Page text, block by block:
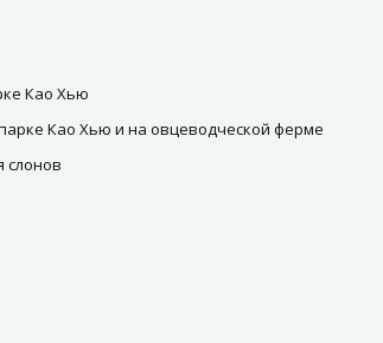
Као Хью
Као Хью и на овцеводческой ферме
слонов